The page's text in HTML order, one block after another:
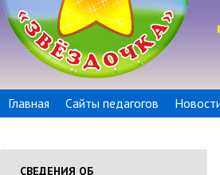
Главная Сайты педагогов
СВЕДЕНИЯ ОБ